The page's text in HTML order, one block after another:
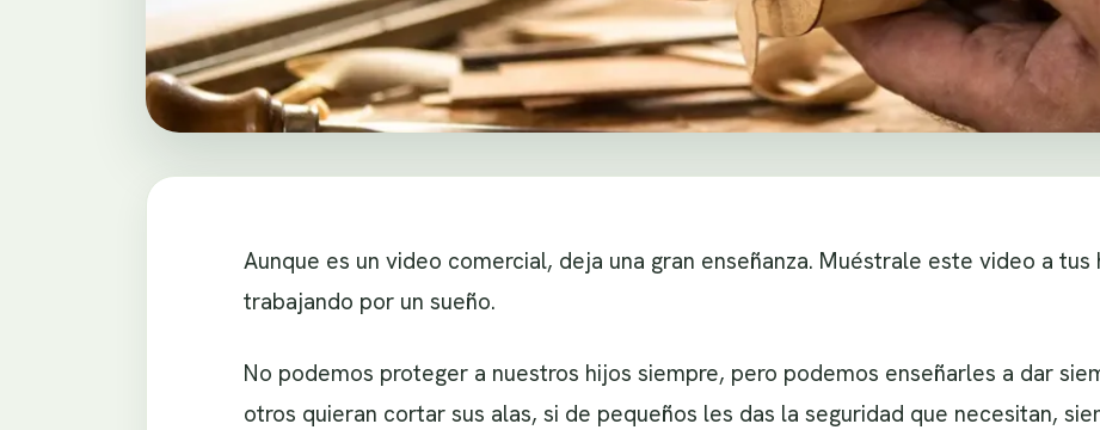
Aunque es un video comercial, deja una gran enseñanza. Muéstrale este video a tus
trabajando por un sueño.
No podemos proteger a nuestros hijos siempre, pero podemos enseñarles a dar
otros quieran cortar sus alas, si de pequeños les das la seguridad que necesitan,